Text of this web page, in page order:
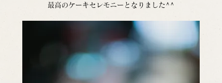
最高のケーキセレモニーとなりました^^